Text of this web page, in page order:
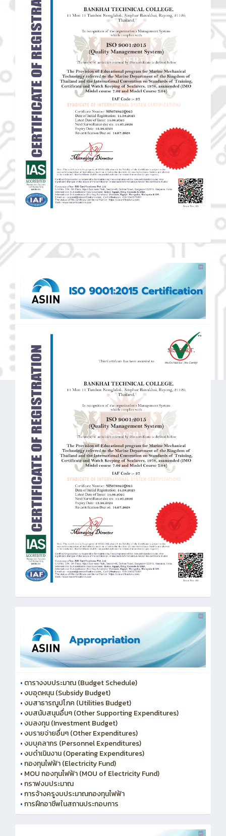
• ตารางงบประมาณ (Budget Schedule)
•งบอุดหนุน (Subsidy Budget)
•งบสาธารณูปโภค (Utilities Budget)
•งบสนับสนุนอื่นๆ (Other Supporting Expenditures)
•งบลงทุน (Investment Budget)
•งบรายจ่ายอื่นๆ (Other Expenditures)
•งบบุคลากร (Personnel Expenditures)
•งบดำเนินงาน (Operating Expenditures)
•กองทุนไฟฟ้า (Electricity Fund)
• MOU กองทุนไฟฟ้า (MOU of Electricity Fund)
•กราฟงบประมาณ
•การจ้างครูงบประมาณกองทุนไฟฟ้า
•การฝึกอาชีพในสถานประกอบการ